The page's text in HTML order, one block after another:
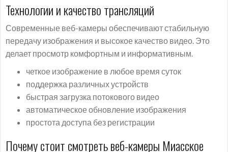
Технологии и качество трансляций
Современные веб-камеры обеспечивают стабильную
передачу изображения и высокое качество видео. Это
делает просмотр комфортным и информативным.
четкое изображение в любое время суток
поддержка различных устройств
быстрая загрузка потокового видео
автоматическое обновление изображения
простота доступа без регистрации
Почему стоит смотреть веб-камеры Миасское